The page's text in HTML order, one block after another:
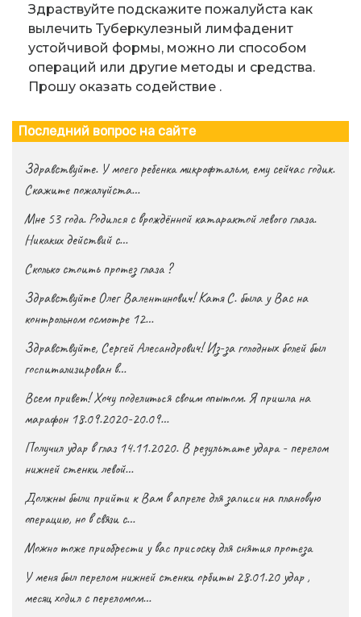
Здраствуйте подскажите пожалуйста как
вылечить Туберкулезный лимфаденит
устойчивой формы, можно ли способом
операций или другие методы и средства.
Прошу оказать содействие .
Последний вопрос на сайте
Здравствуйте. У моего ребенка микрофтальм, ему сейчас годик.
Скажите пожалуйста…
Мне 53 года. Родился с врождённой катарактой левого глаза.
Никаких действий с…
Сколько стоить протез глаза ?
Здравствуйте Олег Валентинович! Катя С. была у Вас на
контрольном осмотре 12…
Здравствуйте, Сергей Алесандрович! Из-за голодных болей был
госпитализирован в…
Всем привет! Хочу поделиться своим опытом. Я пришла на
марафон 18.09.2020-20.09…
Получил удар в глаз 14.11.2020. В результате удара - перелом
нижней стенки левой…
Должны были прийти к Вам в апреле для записи на плановую
операцию, но в связи с…
Можно тоже приобрести у вас присоску для снятия протеза
У меня был перелом нижней стенки орбиты 28.01.20 удар ,
месяц ходил с переломом…